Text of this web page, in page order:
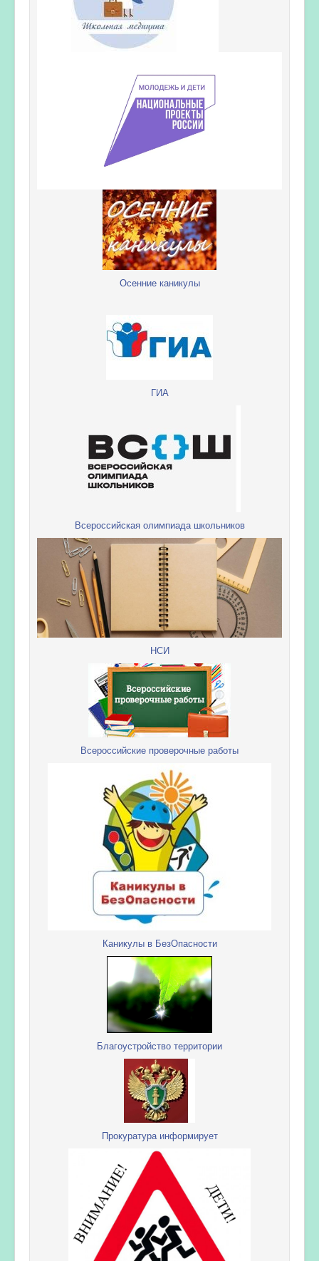
Осенние каникулы
ГИА
Всероссийская олимпиада школьников
НСИ
Всероссийские проверочные работы
Каникулы в БезОпасности
Благоустройство территории
Прокуратура информирует